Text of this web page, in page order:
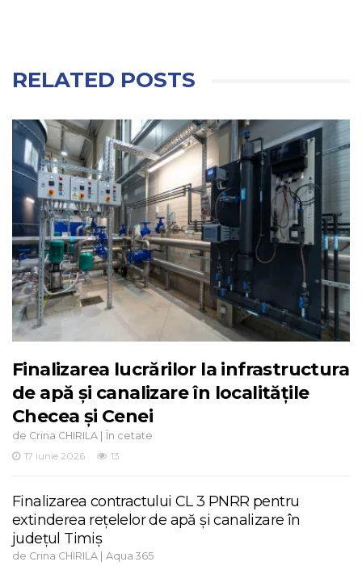
RELATED POSTS
Finalizarea lucrărilor la infrastructura
de apă și canalizare în localitățile
Checea și Cenei
de Crina CHIRILA | În cetate
17 iunie 2026
13
Finalizarea contractului CL 3 PNRR pentru
extinderea rețelelor de apă și canalizare în
județul Timiș
de Crina CHIRILA | Aqua 365